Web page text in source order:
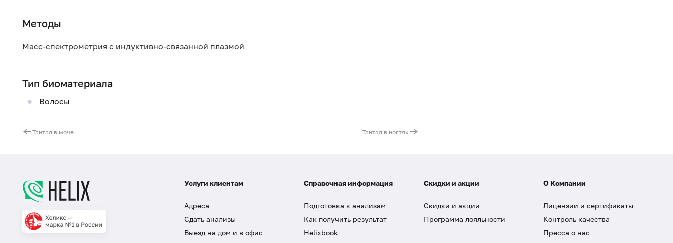
Методы
Масс-спектрометрия с индуктивно-связанной плазмой
Тип биоматериала
Волосы
Тантал в моче Тантал в ногтях
Услуги клиентам
Адреса
Сдать анализы
Выезд на дом и в офис
Справочная информация
Подготовка к анализам
Как получить результат
Helixbook
Скидки и акции
Скидки и акции
Программа лояльности
О Компании
Лицензии и сертификаты
Контроль качества
Пресса о нас